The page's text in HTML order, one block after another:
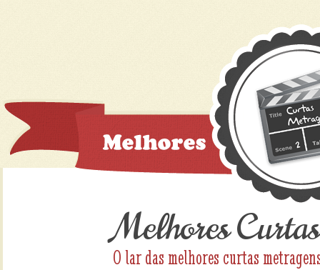
Melhores Curtas
O lar das melhores curtas